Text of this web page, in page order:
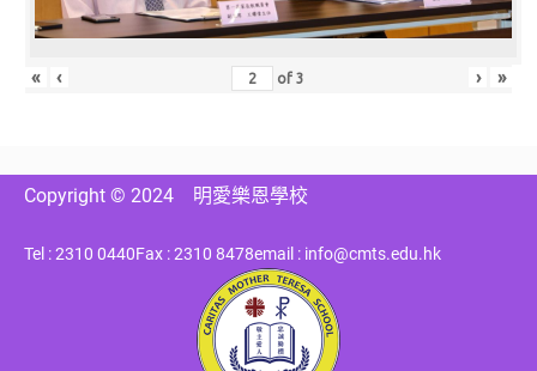
« ‹ of3 › »
Copyright © 2024 明愛樂恩學校
Tel : 2310 0440Fax : 2310 8478email : info@cmts.edu.hk